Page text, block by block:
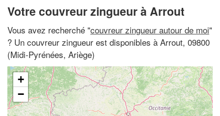
Votre couvreur zingueur à Arrout
Vous avez recherché "couvreur zingueur autour de moi"
? Un couvreur zingueur est disponibles à Arrout, 09800
(Midi-Pyrénées, Ariège)
+
−